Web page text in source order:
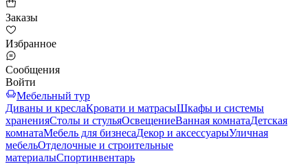
Заказы
Избранное
Сообщения
Войти
Мебельный тур
Диваны и креслаКровати и матрасыШкафы и системы
храненияСтолы и стульяОсвещениеВанная комнатаДетская
комнатаМебель для бизнесаДекор и аксессуарыУличная
мебельОтделочные и строительные
материалыСпортинвентарь